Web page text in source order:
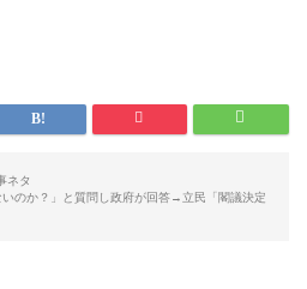
ネタ
のか？」と質問し政府が回答→立民「閣議決定